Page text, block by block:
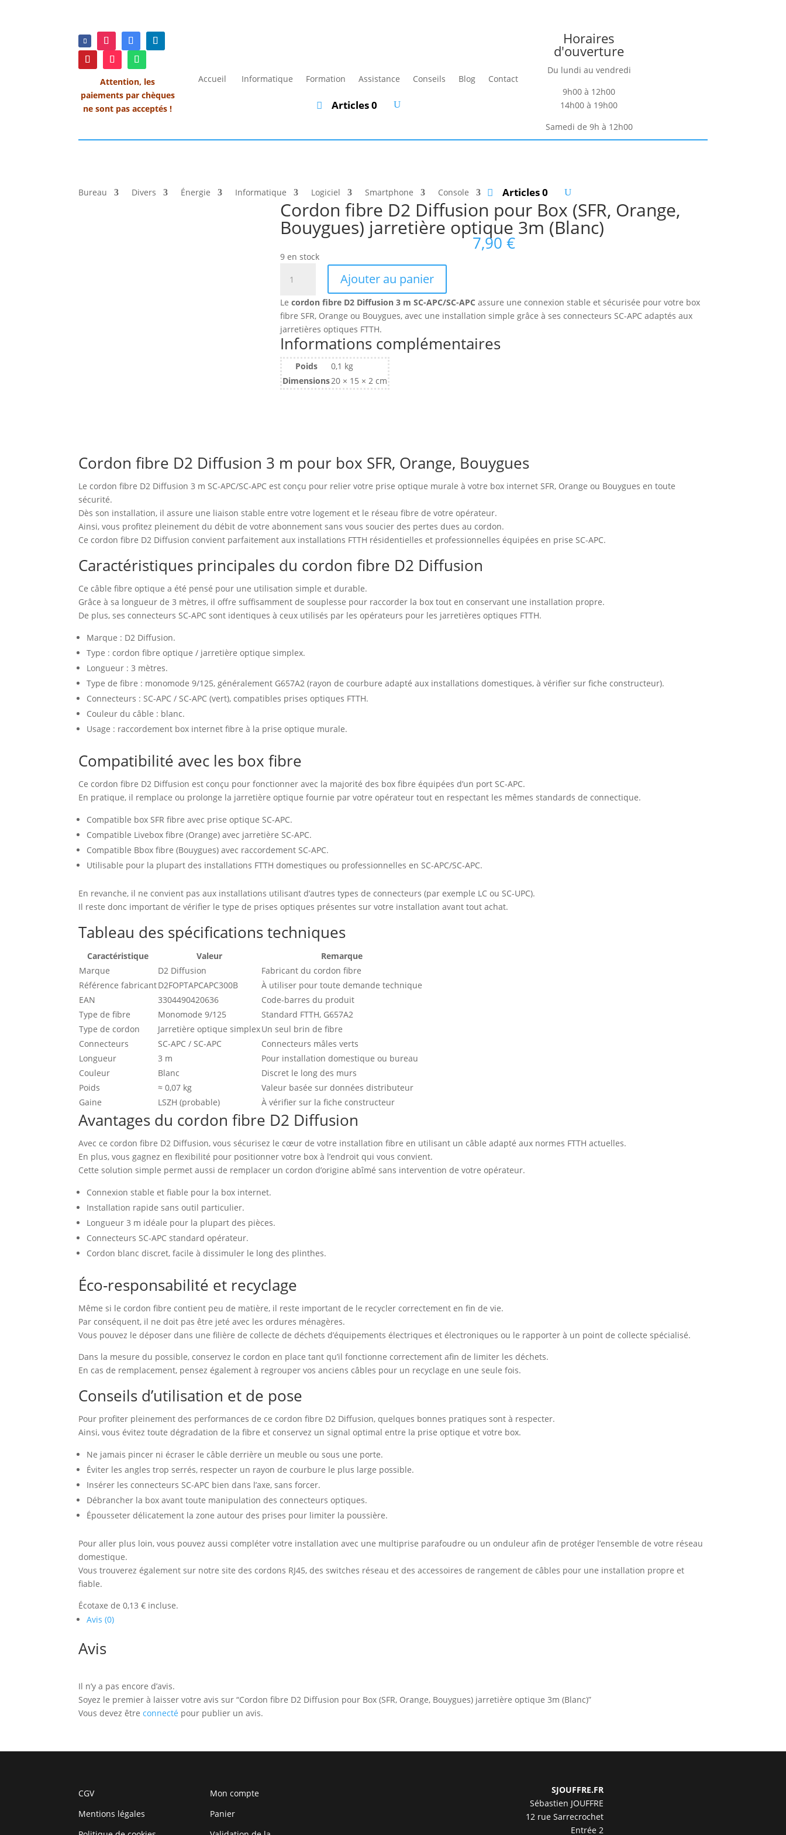
Attention, les
paiements par chèques
ne sont pas acceptés !
Accueil Informatique Formation Assistance Conseils Blog Contact
Articles 0
Horaires
d'ouverture
Du lundi au vendredi
9h00 à 12h00
14h00 à 19h00
Samedi de 9h à 12h00
Bureau Divers Énergie Informatique Logiciel Smartphone Console Articles 0
Cordon fibre D2 Diffusion pour Box (SFR, Orange,
Bouygues) jarretière optique 3m (Blanc)
7,90 €
9 en stock
Diffusion
pour
Box
(SFR,
Orange,
Ajouter au panier
Lecordon fibre D2 Diffusion 3 m SC-APC/SC-APC assure une connexion stable et sécurisée pour votre box
fibre SFR, Orange ou Bouygues, avec une installation simple grâce à ses connecteurs SC-APC adaptés aux
jarretières optiques FTTH.
Informations complémentaires
Poids
0,1 kg
Dimensions20 × 15 × 2 cm
Cordon fibre D2 Diffusion 3 m pour box SFR, Orange, Bouygues
Le cordon fibre D2 Diffusion 3 m SC-APC/SC-APC est conçu pour relier votre prise optique murale à votre box internet SFR, Orange ou Bouygues en toute
sécurité.
Dès son installation, il assure une liaison stable entre votre logement et le réseau fibre de votre opérateur.
Ainsi, vous profitez pleinement du débit de votre abonnement sans vous soucier des pertes dues au cordon.
Ce cordon fibre D2 Diffusion convient parfaitement aux installations FTTH résidentielles et professionnelles équipées en prise SC-APC.
Caractéristiques principales du cordon fibre D2 Diffusion
Ce câble fibre optique a été pensé pour une utilisation simple et durable.
Grâce à sa longueur de 3 mètres, il offre suffisamment de souplesse pour raccorder la box tout en conservant une installation propre.
De plus, ses connecteurs SC-APC sont identiques à ceux utilisés par les opérateurs pour les jarretières optiques FTTH.
Marque : D2 Diffusion.
Type : cordon fibre optique / jarretière optique simplex.
Longueur : 3 mètres.
Type de fibre : monomode 9/125, généralement G657A2 (rayon de courbure adapté aux installations domestiques, à vérifier sur fiche constructeur).
Connecteurs : SC-APC / SC-APC (vert), compatibles prises optiques FTTH.
Couleur du câble : blanc.
Usage : raccordement box internet fibre à la prise optique murale.
Compatibilité avec les box fibre
Ce cordon fibre D2 Diffusion est conçu pour fonctionner avec la majorité des box fibre équipées d’un port SC-APC.
En pratique, il remplace ou prolonge la jarretière optique fournie par votre opérateur tout en respectant les mêmes standards de connectique.
Compatible box SFR fibre avec prise optique SC-APC.
Compatible Livebox fibre (Orange) avec jarretière SC-APC.
Compatible Bbox fibre (Bouygues) avec raccordement SC-APC.
Utilisable pour la plupart des installations FTTH domestiques ou professionnelles en SC-APC/SC-APC.
En revanche, il ne convient pas aux installations utilisant d’autres types de connecteurs (par exemple LC ou SC-UPC).
Il reste donc important de vérifier le type de prises optiques présentes sur votre installation avant tout achat.
Tableau des spécifications techniques
Caractéristique Valeur
Remarque
Marque
D2 Diffusion
Fabricant du cordon fibre
Référence fabricantD2FOPTAPCAPC300B
À utiliser pour toute demande technique
EAN
3304490420636
Code-barres du produit
Type de fibre
Monomode 9/125
Standard FTTH, G657A2
Type de cordon
Jarretière optique simplexUn seul brin de fibre
Connecteurs
SC-APC / SC-APC
Connecteurs mâles verts
Longueur
3 m
Pour installation domestique ou bureau
Couleur
Blanc
Discret le long des murs
Poids
≈ 0,07 kg
Valeur basée sur données distributeur
Gaine
LSZH (probable) À vérifier sur la fiche constructeur
Avantages du cordon fibre D2 Diffusion
Avec ce cordon fibre D2 Diffusion, vous sécurisez le cœur de votre installation fibre en utilisant un câble adapté aux normes FTTH actuelles.
En plus, vous gagnez en flexibilité pour positionner votre box à l’endroit qui vous convient.
Cette solution simple permet aussi de remplacer un cordon d’origine abîmé sans intervention de votre opérateur.
Connexion stable et fiable pour la box internet.
Installation rapide sans outil particulier.
Longueur 3 m idéale pour la plupart des pièces.
Connecteurs SC-APC standard opérateur.
Cordon blanc discret, facile à dissimuler le long des plinthes.
Éco-responsabilité et recyclage
Même si le cordon fibre contient peu de matière, il reste important de le recycler correctement en fin de vie.
Par conséquent, il ne doit pas être jeté avec les ordures ménagères.
Vous pouvez le déposer dans une filière de collecte de déchets d’équipements électriques et électroniques ou le rapporter à un point de collecte spécialisé.
Dans la mesure du possible, conservez le cordon en place tant qu’il fonctionne correctement afin de limiter les déchets.
En cas de remplacement, pensez également à regrouper vos anciens câbles pour un recyclage en une seule fois.
Conseils d’utilisation et de pose
Pour profiter pleinement des performances de ce cordon fibre D2 Diffusion, quelques bonnes pratiques sont à respecter.
Ainsi, vous évitez toute dégradation de la fibre et conservez un signal optimal entre la prise optique et votre box.
Ne jamais pincer ni écraser le câble derrière un meuble ou sous une porte.
Éviter les angles trop serrés, respecter un rayon de courbure le plus large possible.
Insérer les connecteurs SC-APC bien dans l’axe, sans forcer.
Débrancher la box avant toute manipulation des connecteurs optiques.
Épousseter délicatement la zone autour des prises pour limiter la poussière.
Pour aller plus loin, vous pouvez aussi compléter votre installation avec une multiprise parafoudre ou un onduleur afin de protéger l’ensemble de votre réseau
domestique.
Vous trouverez également sur notre site des cordons RJ45, des switches réseau et des accessoires de rangement de câbles pour une installation propre et
fiable.
Écotaxe de 0,13 € incluse.
Avis (0)
Avis
Il n’y a pas encore d’avis.
Soyez le premier à laisser votre avis sur “Cordon fibre D2 Diffusion pour Box (SFR, Orange, Bouygues) jarretière optique 3m (Blanc)”
Vous devez êtreconnecté pour publier un avis.
CGV
Mentions légales
Mon compte
Panier
SJOUFFRE.FR
Sébastien JOUFFRE
12 rue Sarrecrochet
Entrée 2